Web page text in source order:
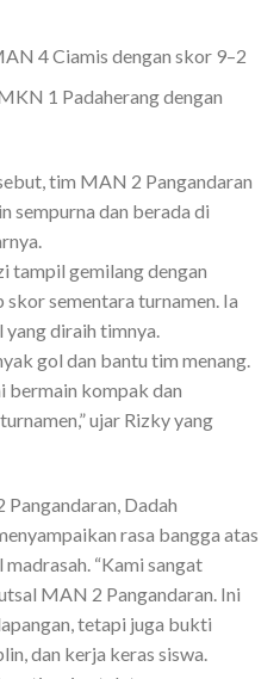
4 Ciamis dengan skor 9–2
1 Padaherang dengan
tim MAN 2 Pangandaran
sempurna dan berada di
tampil gemilang dengan
sementara turnamen. Ia
yang diraih timnya.
gol dan bantu tim menang.
bermain kompak dan
ujar Rizky yang
Dadah
rasa bangga atas
“Kami sangat
MAN 2 Pangandaran. Ini
tetapi juga bukti
dan kerja keras siswa.